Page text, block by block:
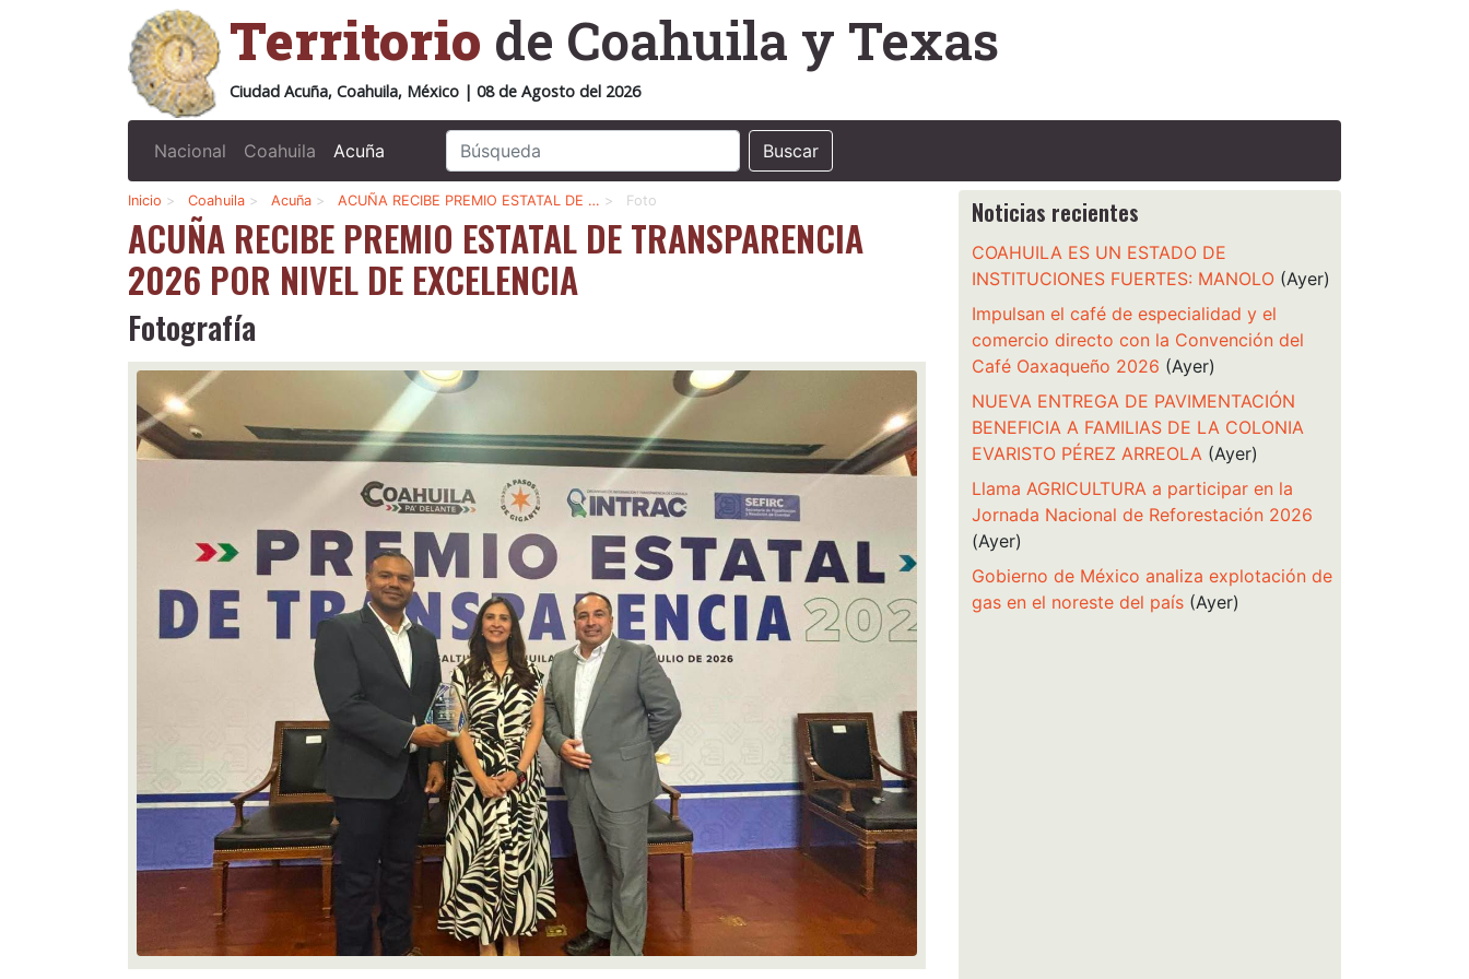
Territorio de Coahuila y Texas
Ciudad Acuña, Coahuila, México | 08 de Agosto del 2026
Nacional Coahuila Acuña Buscar
Inicio > Coahuila > Acuña > ACUÑA RECIBE PREMIO ESTATAL DE … > Foto
ACUÑA RECIBE PREMIO ESTATAL DE TRANSPARENCIA
2026 POR NIVEL DE EXCELENCIA
Fotografía
Noticias recientes
COAHUILA ES UN ESTADO DE
INSTITUCIONES FUERTES: MANOLO (Ayer)
Impulsan el café de especialidad y el
comercio directo con la Convención del
Café Oaxaqueño 2026 (Ayer)
NUEVA ENTREGA DE PAVIMENTACIÓN
BENEFICIA A FAMILIAS DE LA COLONIA
EVARISTO PÉREZ ARREOLA (Ayer)
Llama AGRICULTURA a participar en la
Jornada Nacional de Reforestación 2026
(Ayer)
Gobierno de México analiza explotación de
gas en el noreste del país (Ayer)